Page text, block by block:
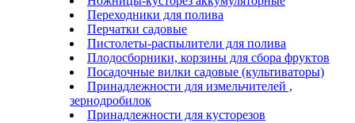
Переходники для полива
Перчатки садовые
Пистолеты-распылители для полива
Плодосборники, корзины для сбора фруктов
Посадочные вилки садовые (культиваторы)
Принадлежности для измельчителей ,
зернодробилок
Принадлежности для кусторезов